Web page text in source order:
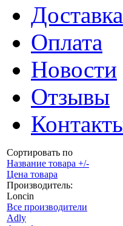
Доставка
Оплата
Новости
Отзывы
Сортировать по
Название товара +/-
Цена товара
Производитель:
Loncin
Все производители
Adly